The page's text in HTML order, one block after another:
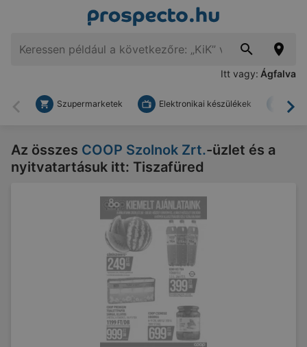
Itt vagy: Ágfalva
Vissza
Szupermarketek Elektronikai készülékek
Az összes COOP Szolnok Zrt.-üzlet és a
nyitvatartásuk itt: Tiszafüred